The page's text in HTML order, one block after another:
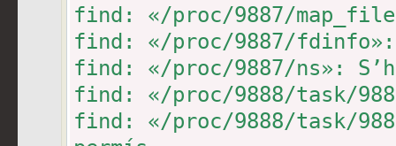
find: «/proc/9889/task/
find: «/proc/9889/fd»:
find: «/proc/9889/
find: «/proc/9889/fdinfo»:
find: «/proc/9887/
find: «/proc/9887/fdinfo»:
find: «/proc/9887/ns»:
find: «/proc/9888/task/
find: «/proc/9888/task/